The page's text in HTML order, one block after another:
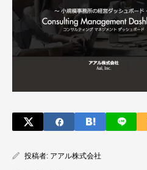
投稿者: アアル株式会社